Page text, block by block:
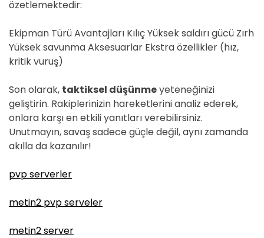
özetlemektedir:
Ekipman Türü Avantajları Kılıç Yüksek saldırı gücü Zırh
Yüksek savunma Aksesuarlar Ekstra özellikler (hız,
kritik vuruş)
Son olarak, taktiksel düşünmeyeteneğinizi
geliştirin. Rakiplerinizin hareketlerini analiz ederek,
onlara karşı en etkili yanıtları verebilirsiniz.
Unutmayın, savaş sadece güçle değil, aynı zamanda
akılla da kazanılır!
pvp serverler
metin2 pvp serveler
metin2 server